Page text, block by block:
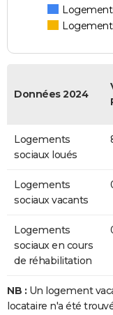
Données 2024
Logements
sociaux loués
Logements
sociaux vacants
Logements
sociaux en cours
de réhabilitation
NB : Un logement
locataire n'a été